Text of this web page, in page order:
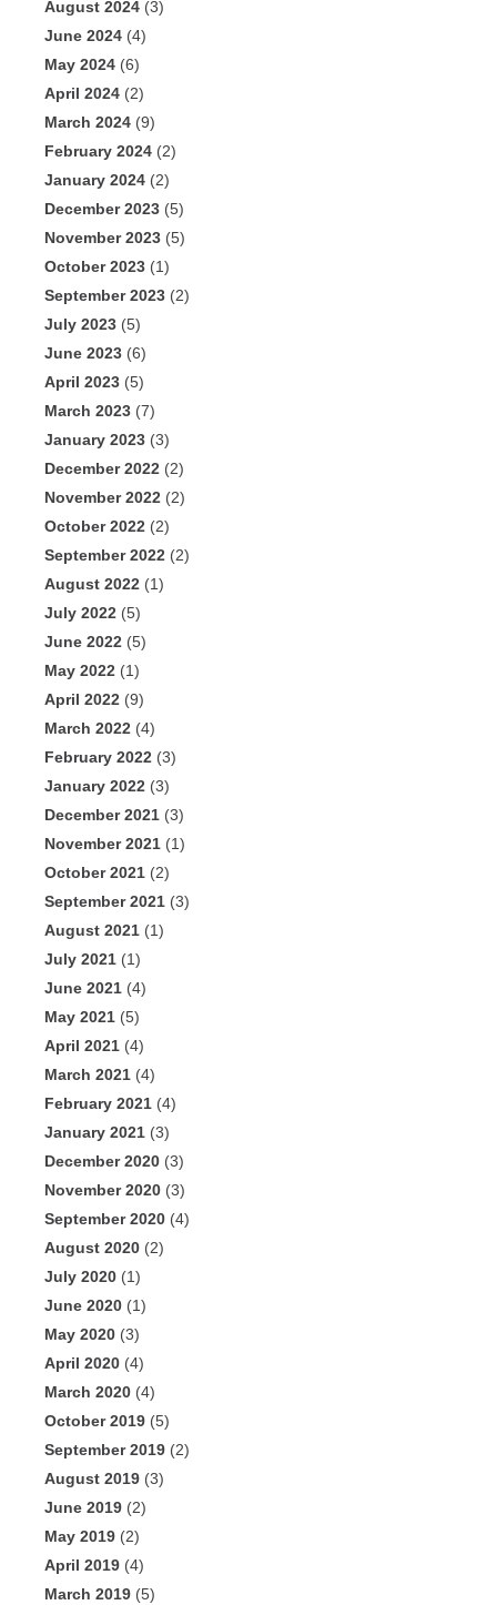
August 2024 (3)
June 2024 (4)
May 2024 (6)
April 2024 (2)
March 2024 (9)
February 2024 (2)
January 2024 (2)
December 2023 (5)
November 2023 (5)
October 2023 (1)
September 2023 (2)
July 2023 (5)
June 2023 (6)
April 2023 (5)
March 2023 (7)
January 2023 (3)
December 2022 (2)
November 2022 (2)
October 2022 (2)
September 2022 (2)
August 2022 (1)
July 2022 (5)
June 2022 (5)
May 2022 (1)
April 2022 (9)
March 2022 (4)
February 2022 (3)
January 2022 (3)
December 2021 (3)
November 2021 (1)
October 2021 (2)
September 2021 (3)
August 2021 (1)
July 2021 (1)
June 2021 (4)
May 2021 (5)
April 2021 (4)
March 2021 (4)
February 2021 (4)
January 2021 (3)
December 2020 (3)
November 2020 (3)
September 2020 (4)
August 2020 (2)
July 2020 (1)
June 2020 (1)
May 2020 (3)
April 2020 (4)
March 2020 (4)
October 2019 (5)
September 2019 (2)
August 2019 (3)
June 2019 (2)
May 2019 (2)
April 2019 (4)
March 2019 (5)